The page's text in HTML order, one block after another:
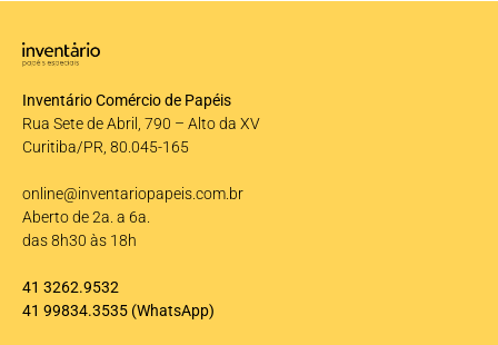
Inventário Comércio de Papéis
Rua Sete de Abril, 790 – Alto da XV
Curitiba/PR, 80.045-165
online@inventariopapeis.com.br
Aberto de 2a. a 6a.
das 8h30 às 18h
41 3262.9532
41 99834.3535 (WhatsApp)